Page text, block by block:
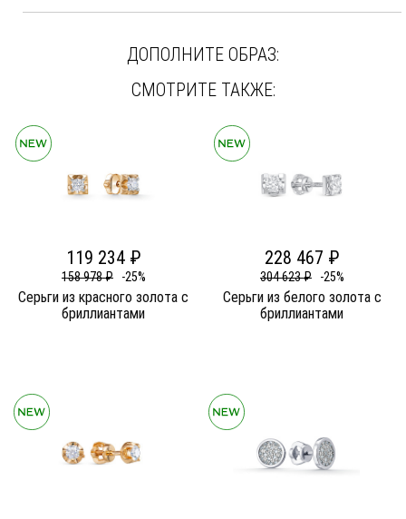
ДОПОЛНИТЕ ОБРАЗ:
СМОТРИТЕ ТАКЖЕ:
119 234 ₽
158 978 ₽ -25%
Серьги из красного золота c
бриллиантами
228 467 ₽
304 623 ₽ -25%
Серьги из белого золота c
бриллиантами